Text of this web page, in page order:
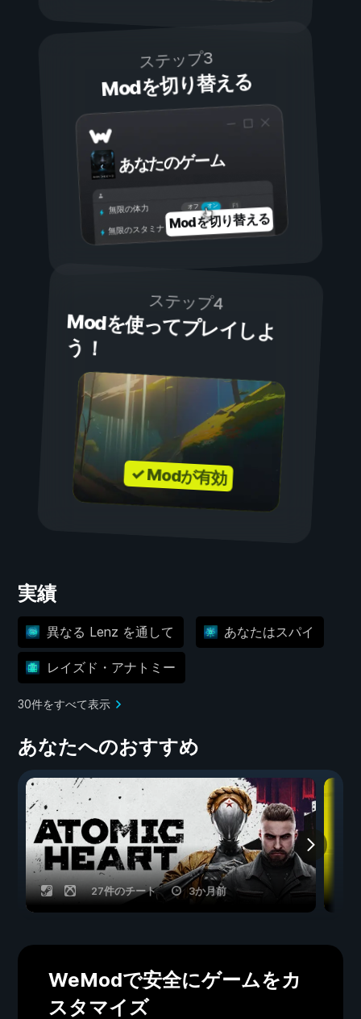
ステップ3
Modを切り替える
あなたのゲーム
オン
オフ
無限の体力
無限のスタミナ Modを切り替える
ステップ4
Modを使ってプレイしよ
う！
✓ Modが有効
実績
異なる Lenz を通して あなたはスパイ
レイズド・アナトミー
30件をすべて表示
あなたへのおすすめ
27件のチート 3か月前
WeModで安全にゲームをカ
スタマイズ